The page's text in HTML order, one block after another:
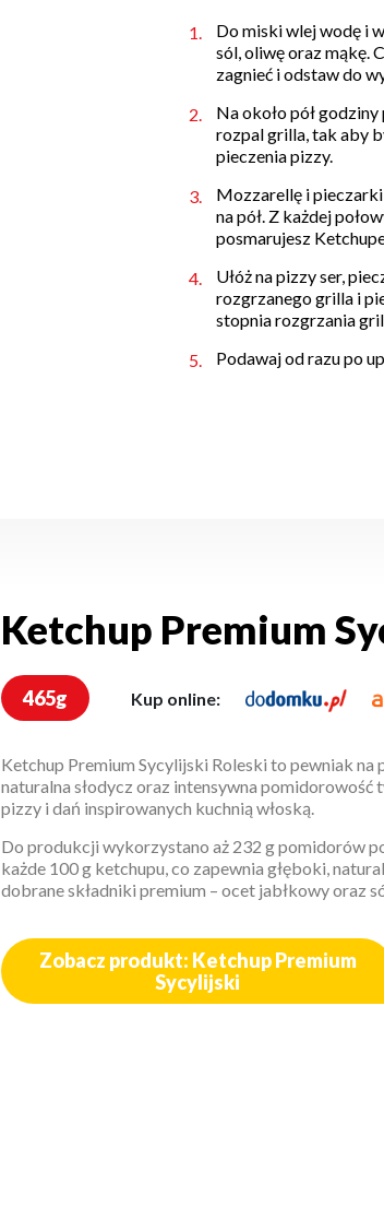
Do miski wlej wodę i
sól, oliwę oraz mąkę.
zagnieć i odstaw do
Na około pół
rozpal grilla, tak aby
pieczenia pizzy.
Mozzarellę i
na pół. Z każdej
posmarujesz
Ułóż na pizzy ser,
rozgrzanego grilla i
stopnia rozgrzania
Podawaj od razu po
Ketchup Premium
465g Kup online:
Ketchup Premium Sycylijski Roleski to pewniak na
naturalna słodycz oraz intensywna
pizzy i dań inspirowanych kuchnią włoską.
Do produkcji wykorzystano aż 232 g pomidorów
każde 100 g ketchupu, co zapewnia głęboki,
dobrane składniki premium – ocet jabłkowy oraz
Zobacz produkt: Ketchup Premium
Sycylijski